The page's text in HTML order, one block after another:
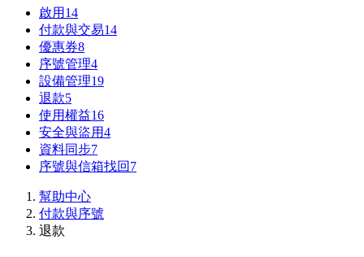
啟用 14
付款與交易14
優惠券8
序號管理4
設備管理19
退款5
使用權益16
安全與盜用4
資料同步7
序號與信箱找回 7
幫助中心
付款與序號
退款